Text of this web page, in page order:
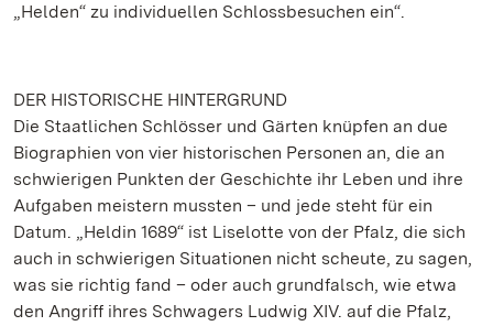
„Helden“ zu individuellen Schlossbesuchen ein“.
DER HISTORISCHE HINTERGRUND
Die Staatlichen Schlösser und Gärten knüpfen an due
Biographien von vier historischen Personen an, die an
schwierigen Punkten der Geschichte ihr Leben und ihre
Aufgaben meistern mussten – und jede steht für ein
Datum. „Heldin 1689“ ist Liselotte von der Pfalz, die sich
auch in schwierigen Situationen nicht scheute, zu sagen,
was sie richtig fand – oder auch grundfalsch, wie etwa
den Angriff ihres Schwagers Ludwig XIV. auf die Pfalz,